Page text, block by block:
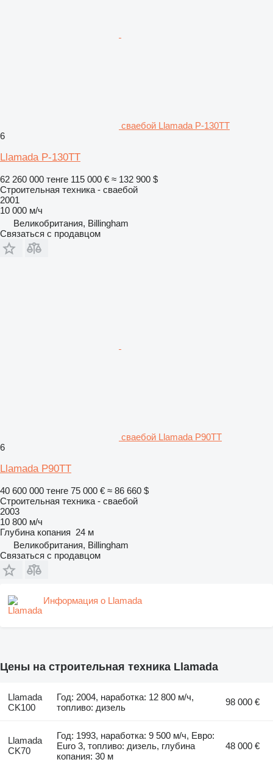
сваебой Llamada P-130TT
6
Llamada P-130TT
62 260 000 тенге 115 000 € ≈ 132 900 $
Строительная техника - сваебой
2001
10 000 м/ч
Великобритания, Billingham
Связаться с продавцом
сваебой Llamada P90TT
6
Llamada P90TT
40 600 000 тенге 75 000 € ≈ 86 660 $
Строительная техника - сваебой
2003
10 800 м/ч
Глубина копания 24 м
Великобритания, Billingham
Связаться с продавцом
Информация о Llamada
Цены на строительная техника Llamada
Llamada
CK100
Год: 2004, наработка: 12 800 м/ч,
топливо: дизель
98 000 €
Llamada
CK70
Год: 1993, наработка: 9 500 м/ч, Евро:
Euro 3, топливо: дизель, глубина
копания: 30 м
48 000 €